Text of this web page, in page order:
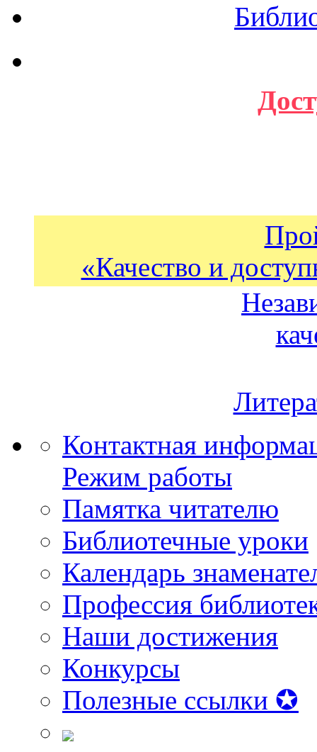
«Качество и
Контактная
Режим работы
Памятка читателю
Библиотечные уроки
Календарь
Профессия
Наши достижения
Конкурсы
Полезные ссылки ✪